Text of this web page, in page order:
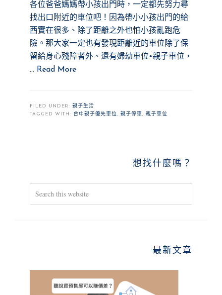
各位爸爸媽媽帶小孩出門時，一定都先努力尋
找出口附近的車位吧！因為帶小小孩出門的給
西實在很多、除了距離之外也怕小孩亂跑危
險。那大家一定也有發現距離近的車位除了保
留給身心殘障者外、還有婦幼車位•親子車位，
… Read More
FILED UNDER: 親子生活
TAGGED WITH: 台中親子優先車位, 親子停車, 親子車位
想找什麼嗎？
this
最新文章